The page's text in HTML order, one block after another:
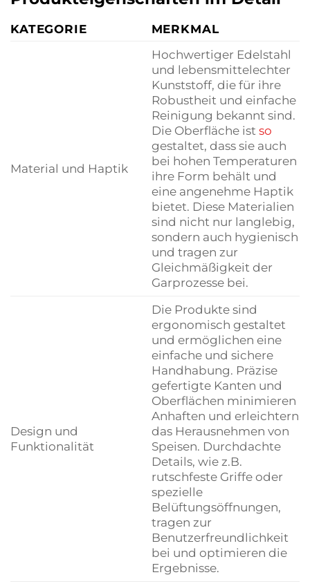
KATEGORIE MERKMAL
Material und Haptik
Hochwertiger Edelstahl
und lebensmittelechter
Kunststoff, die für ihre
Robustheit und einfache
Reinigung bekannt sind.
Die Oberfläche ist so
gestaltet, dass sie auch
bei hohen Temperaturen
ihre Form behält und
eine angenehme Haptik
bietet. Diese Materialien
sind nicht nur langlebig,
sondern auch hygienisch
und tragen zur
Gleichmäßigkeit der
Garprozesse bei.
Design und
Funktionalität
Die Produkte sind
ergonomisch gestaltet
und ermöglichen eine
einfache und sichere
Handhabung. Präzise
gefertigte Kanten und
Oberflächen minimieren
Anhaften und erleichtern
das Herausnehmen von
Speisen. Durchdachte
Details, wie z.B.
rutschfeste Griffe oder
spezielle
Belüftungsöffnungen,
tragen zur
Benutzerfreundlichkeit
bei und optimieren die
Ergebnisse.